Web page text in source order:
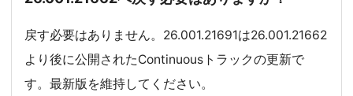
戻す必要はありません。26.001.21691は26.001.21662
より後に公開されたContinuousトラックの更新で
す。最新版を維持してください。